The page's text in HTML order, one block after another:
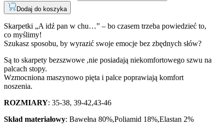
Dodaj do koszyka
Skarpetki „A idź pan w chu…” – bo czasem trzeba powiedzieć to,
co myślimy!
Szukasz sposobu, by wyrazić swoje emocje bez zbędnych słów?
Są to skarpety bezszwowe ,nie posiadają niekomfortowego szwu na
palcach stopy.
Wzmocniona maszynowo pięta i palce poprawiają komfort
noszenia.
ROZMIARY: 35-38, 39-42,43-46
Skład materiałowy: Bawełna 80%,Poliamid 18%,Elastan 2%